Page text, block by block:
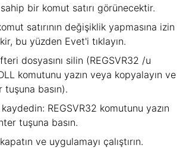
sahip bir komut satırı görünecektir.
satırının değişiklik yapmasına izin
bu yüzden Evet'i tıklayın.
dosyasını silin (REGSVR32 /u
komutunu yazın veya kopyalayın ve
tuşuna basın).
REGSVR32 komutunu yazın
tuşuna basın.
ve uygulamayı çalıştırın.